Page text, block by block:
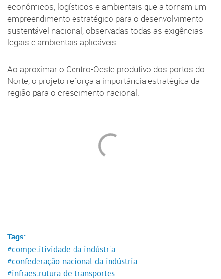
econômicos, logísticos e ambientais que a tornam um
empreendimento estratégico para o desenvolvimento
sustentável nacional, observadas todas as exigências
legais e ambientais aplicáveis.
Ao aproximar o Centro-Oeste produtivo dos portos do
Norte, o projeto reforça a importância estratégica da
região para o crescimento nacional.
Tags:
#competitividade da indústria
#confederação nacional da indústria
#infraestrutura de transportes